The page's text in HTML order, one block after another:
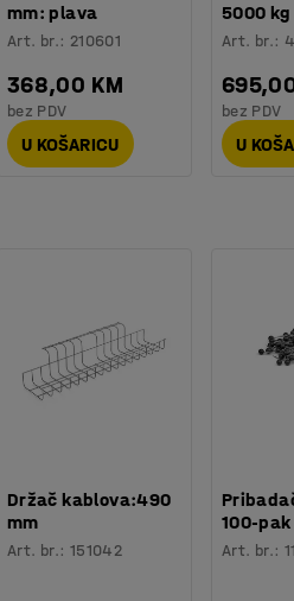
i pripremljen je za
dolazi s dijelovima za
mm: plava
Art. br.: 210601
368,00 KM
bez PDV
U KOŠARICU
5000 kg
Art. br.:
bez PDV
U
Držač kablova:490
mm
Art. br.: 151042
100-pak
Art. br.: